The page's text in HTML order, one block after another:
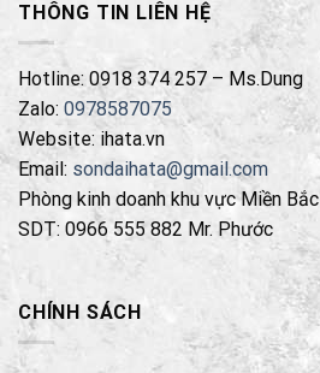
THÔNG TIN LIÊN HỆ
Hotline: 0918 374 257 – Ms.Dung
Zalo: 0978587075
Website: ihata.vn
Email: sondaihata@gmail.com
Phòng kinh doanh khu vực Miền Bắc
SDT: 0966 555 882 Mr. Phước
CHÍNH SÁCH